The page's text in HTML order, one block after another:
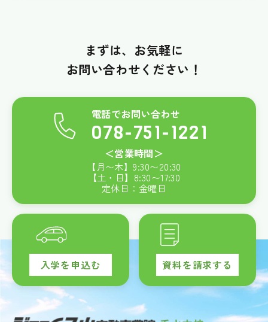
まずは、お気軽に
お問い合わせください！
電話でお問い合わせ
078-751-1221
＜営業時間＞
【月〜木】9:30〜20:30
【土・日】 8:30〜17:30
定休日：金曜日
入学を申込む 資料を請求する